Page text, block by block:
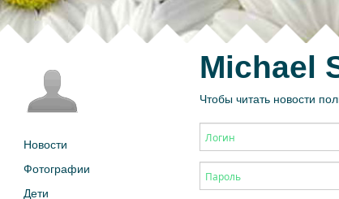
Новости
Фотографии
Дети
Michael
Чтобы читать новости